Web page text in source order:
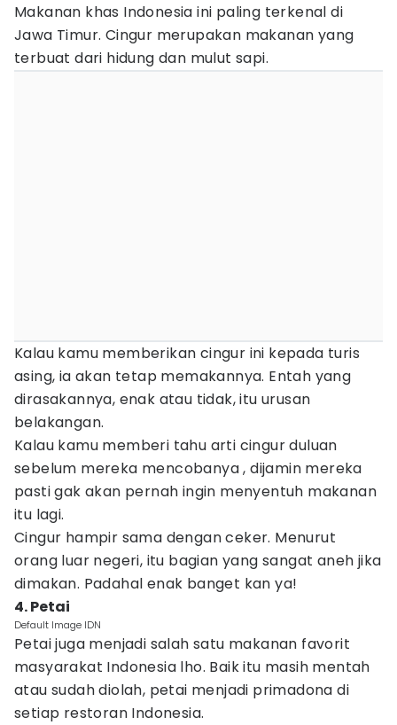
Makanan khas Indonesia ini paling terkenal di
Jawa Timur. Cingur merupakan makanan yang
terbuat dari hidung dan mulut sapi.
Kalau kamu memberikan cingur ini kepada turis
asing, ia akan tetap memakannya. Entah yang
dirasakannya, enak atau tidak, itu urusan
belakangan.
Kalau kamu memberi tahu arti cingur duluan
sebelum mereka mencobanya , dijamin mereka
pasti gak akan pernah ingin menyentuh makanan
itu lagi.
Cingur hampir sama dengan ceker. Menurut
orang luar negeri, itu bagian yang sangat aneh jika
dimakan. Padahal enak banget kan ya!
4. Petai
Default Image IDN
Petai juga menjadi salah satu makanan favorit
masyarakat Indonesia lho. Baik itu masih mentah
atau sudah diolah, petai menjadi primadona di
setiap restoran Indonesia.